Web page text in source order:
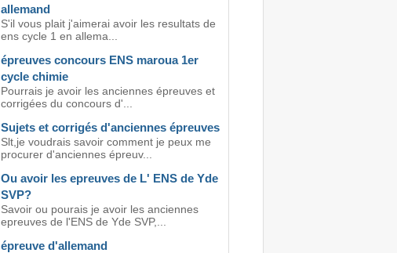
allemand
S'il vous plait j'aimerai avoir les resultats de
ens cycle 1 en allema...
épreuves concours ENS maroua 1er
cycle chimie
Pourrais je avoir les anciennes épreuves et
corrigées du concours d'...
Sujets et corrigés d'anciennes épreuves
Slt,je voudrais savoir comment je peux me
procurer d'anciennes épreuv...
Ou avoir les epreuves de L' ENS de Yde
SVP?
Savoir ou pourais je avoir les anciennes
epreuves de l'ENS de Yde SVP,...
épreuve d'allemand